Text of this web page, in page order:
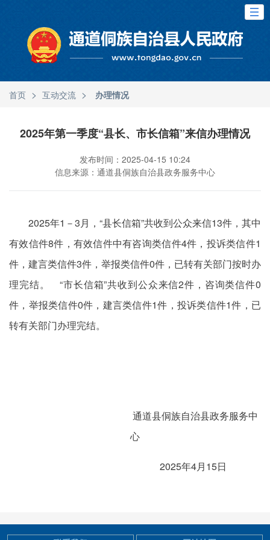
首页 > 互动交流 > 办理情况
2025年第一季度“县长、市长信箱”来信办理情况
发布时间：2025-04-15 10:24
信息来源：通道县侗族自治县政务服务中心
2025年1－3月，“县长信箱”共收到公众来信13件，其中
有效信件8件，有效信件中有咨询类信件4件，投诉类信件1
件，建言类信件3件，举报类信件0件，已转有关部门按时办
理完结。 “市长信箱”共收到公众来信2件，咨询类信件0
件，举报类信件0件，建言类信件1件，投诉类信件1件，已
转有关部门办理完结。
通道县侗族自治县政务服务中
心
2025年4月15日